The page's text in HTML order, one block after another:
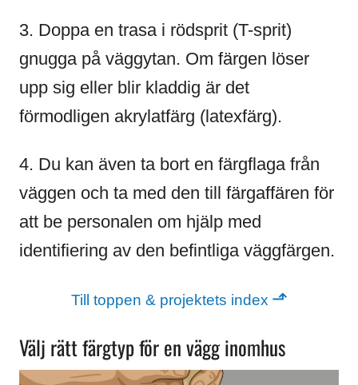
3. Doppa en trasa i rödsprit (T-sprit)
gnugga på väggytan. Om färgen löser
upp sig eller blir kladdig är det
förmodligen akrylatfärg (latexfärg).
4. Du kan även ta bort en färgflaga från
väggen och ta med den till färgaffären för
att be personalen om hjälp med
identifiering av den befintliga väggfärgen.
Till toppen & projektets index ⬏
Välj rätt färgtyp för en vägg inomhus